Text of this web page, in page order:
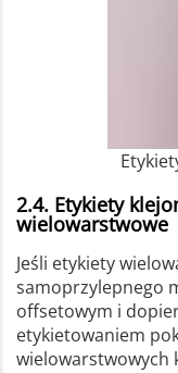
2.4. Etykiety
wielowarstwowe
Jeśli etykiety
samoprzylepnego
offsetowym i
etykietowaniem
wielowarstwowych